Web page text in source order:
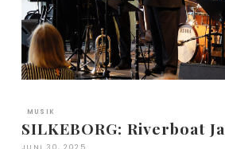
MUSIK
SILKEBORG: Riverboat